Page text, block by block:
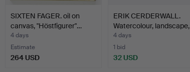
SIXTEN FAGER. oil on
canvas, "Höstfigurer"…
4 days
Estimate
264 USD
ERIK CERDERWALL.
Watercolour, landscape,
s…
4 days
1 bid
32 USD